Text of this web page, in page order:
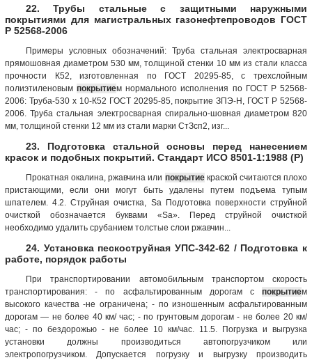
22. Трубы стальные с защитными наружными
покрытиями для магистральных газонефтепроводов ГОСТ
Р 52568-2006
Примеры условных обозначений: Труба стальная электросварная
прямошовная диаметром 530 мм, толщиной стенки 10 мм из стали класса
прочности К52, изготовленная по ГОСТ 20295-85, с трехслойным
полиэтиленовымпокрытием нормального исполнения по ГОСТ Р 52568-
2006: Труба-530 х 10-К52 ГОСТ 20295-85, покрытие ЗПЭ-Н, ГОСТ Р 52568-
2006. Труба стальная электросварная спирально-шовная диаметром 820
мм, толщиной стенки 12 мм из стали марки СтЗсп2, изг...
23. Подготовка стальной основы перед нанесением
красок и подобных покрытий. Стандарт ИСО 8501-1:1988 (Р)
Прокатная окалина, ржавчина или покрытиекраской считаются плохо
пристающими, если они могут быть удалены путем подъема тупым
шпателем. 4.2. Струйная очистка, Sa Подготовка поверхности струйной
очисткой обозначается буквами «Sa». Перед струйной очисткой
необходимо удалить срубанием толстые слои ржавчин...
24. Установка пескоструйная УПС-342-62 / Подготовка к
работе, порядок работы
При транспортировании автомобильным транспортом скорость
транспортирования: - по асфальтированным дорогам с покрытием
высокого качества -не ограничена; - по изношенным асфальтированным
дорогам — не более 40 км/ час; - по грунтовым дорогам - не более 20 км/
час; - по бездорожью - не более 10 км/час. 11.5. Погрузка и выгрузка
установки должны производиться автопогрузчиком или
электропогрузчиком. Допускается погрузку и выгрузку производить